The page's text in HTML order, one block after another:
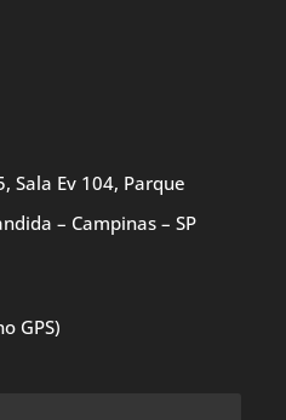
Sala Ev 104, Parque
– Campinas – SP
GPS)